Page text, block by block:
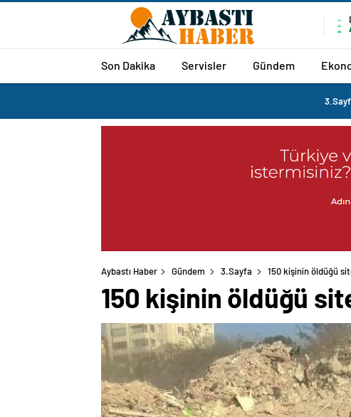
Son Dakika Servisler Gündem
Aybastı Haber Gündem 3.Sayfa 150 kişinin öldüğü
150 kişinin öldüğü